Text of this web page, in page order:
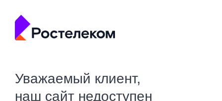
Уважаемый клиент,
наш сайт недоступен